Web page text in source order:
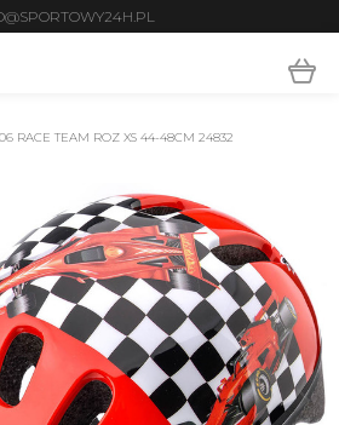
RACE TEAM ROZ XS 44-48CM 24832